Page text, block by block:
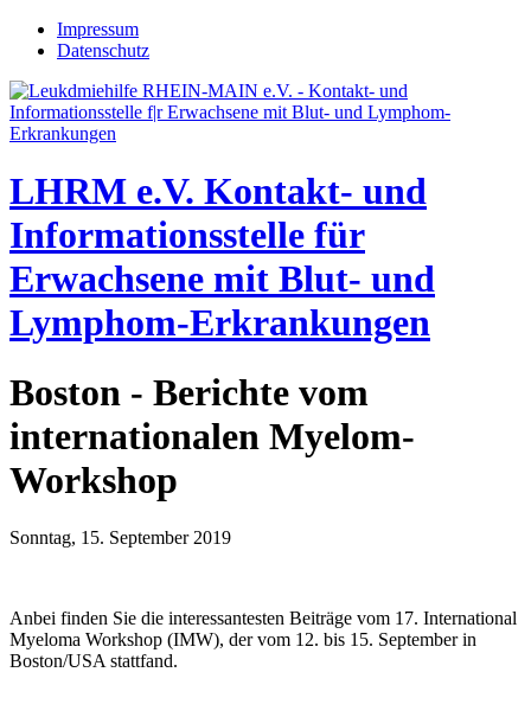
Jump to navigation
Impressum
Datenschutz
LHRM e.V. Kontakt- und
Informationsstelle für
Erwachsene mit Blut- und
Lymphom-Erkrankungen
Boston - Berichte vom
internationalen Myelom-
Workshop
Sonntag, 15. September 2019
Anbei finden Sie die interessantesten Beiträge vom 17. International
Myeloma Workshop (IMW), der vom 12. bis 15. September in
Boston/USA stattfand.